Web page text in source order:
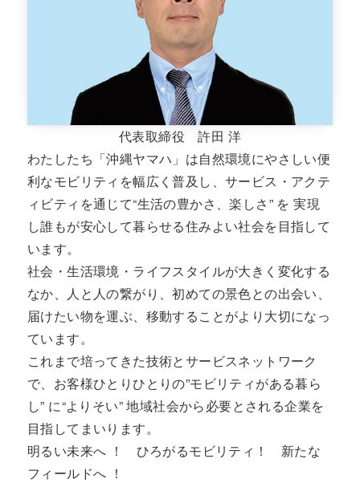
代表取締役 許田 洋
わたしたち「沖縄ヤマハ」は自然環境にやさしい便
利なモビリティを幅広く普及し、サービス・アクテ
ィビティを通じて“生活の豊かさ、楽しさ” を 実現
し誰もが安心して暮らせる住みよい社会を目指して
います。
社会・生活環境・ライフスタイルが大きく変化する
なか、人と人の繋がり、初めての景色との出会い、
届けたい物を運ぶ、移動することがより大切になっ
ています。
これまで培ってきた技術とサービスネットワーク
で、お客様ひとりひとりの”モビリティがある暮ら
し” に“よりそい” 地域社会から必要とされる企業を
目指してまいります。
明るい未来へ ！ ひろがるモビリティ！ 新たな
フィールドへ ！